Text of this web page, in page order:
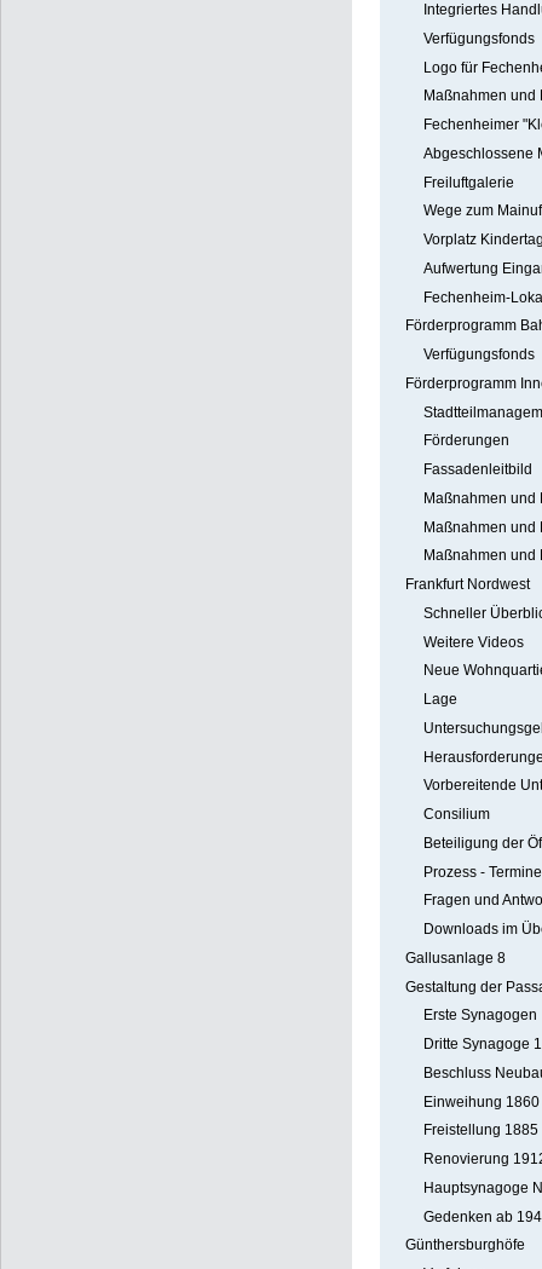
Integriertes
Verfügungsfonds
Logo für
Maßnahmen und
Fechenheimer
Abgeschlossene
Freiluftgalerie
Wege zum
Vorplatz
Aufwertung
Fechenheim-
Förderprogramm
Verfügungsfonds
Förderprogramm
Förderungen
Fassadenleitbild
Maßnahmen und
Maßnahmen und
Maßnahmen und
Frankfurt Nordwest
Schneller
Weitere Videos
Neue
Lage
Vorbereitende
Consilium
Beteiligung der
Prozess - Termine
Fragen und
Downloads im
Gallusanlage 8
Gestaltung der
Erste Synagogen
Dritte Synagoge
Beschluss
Einweihung 1860
Freistellung 1885
Renovierung
Hauptsynagoge
Gedenken ab
Günthersburghöfe